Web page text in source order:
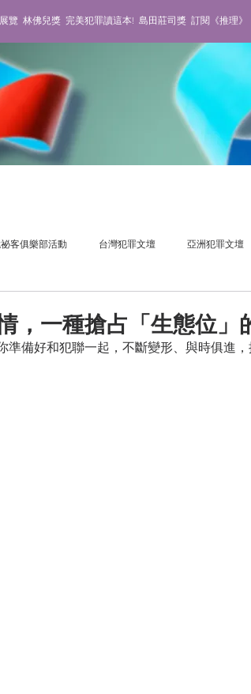
覽 林佛兒獎 完美犯罪讀這本! 島田莊司獎 訂閱《推理》
客俱樂部活動 台灣犯罪文壇 亞洲犯罪文壇
，一種搶占「生態位」
準備好和犯聯一起，不斷變形、與時俱進